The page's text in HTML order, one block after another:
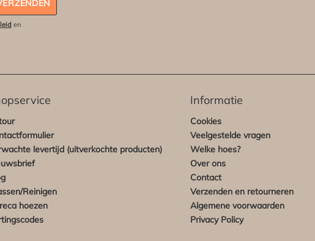
en
levertijd (uitverkochte producten)
Reinigen
hoezen
Informatie
Cookies
Veelgestelde vragen
Welke hoes?
Over ons
Contact
Verzenden en retourneren
Algemene voorwaarden
Privacy Policy